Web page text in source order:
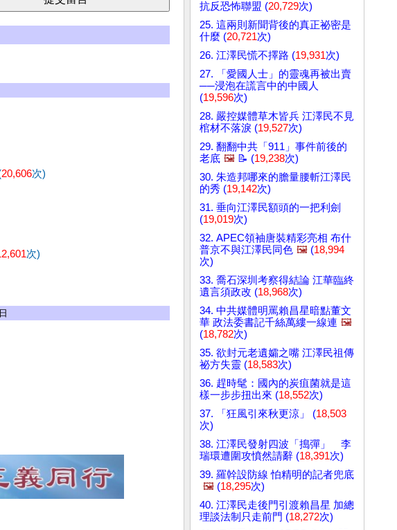
20,606次)
次)
抗反恐怖聯盟 (20,729次)
25. 這兩則新聞背後的真正祕密是
什麼 (20,721次)
26. 江澤民慌不擇路 (19,931次)
27. 「愛國人士」的靈魂再被出賣
──浸泡在謊言中的中國人
(19,596次)
28. 嚴控媒體草木皆兵 江澤民不見
棺材不落淚 (19,527次)
29. 翻翻中共「911」事件前後的
老底 🖼️ 📝 (19,238次)
30. 朱造邦哪來的膽量腰斬江澤民
的秀 (19,142次)
31. 垂向江澤民額頭的一把利劍
(19,019次)
32. APEC領袖唐裝精彩亮相 布什
普京不與江澤民同色 🖼️ (18,994
次)
33. 喬石深圳考察得結論 江華臨終
遺言須政改 (18,968次)
34. 中共媒體明罵賴昌星暗點董文
華 政法委書記千絲萬縷一線連 🖼️
(18,782次)
35. 欲封元老遺孀之嘴 江澤民祖傳
祕方失靈 (18,583次)
36. 趕時髦：國內的炭疽菌就是這
樣一步步扭出來 (18,552次)
37. 「狂風引來秋更涼」 (18,503
次)
38. 江澤民發射四波「搗彈」 李
瑞環遭圍攻憤然請辭 (18,391次)
39. 羅幹設防線 怕精明的記者兜底
🖼️ (18,295次)
40. 江澤民走後門引渡賴昌星 加總
理談法制只走前門 (18,272次)